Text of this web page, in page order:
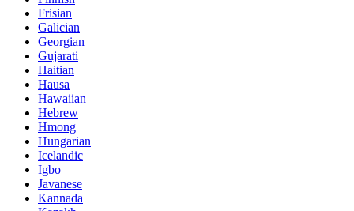
Frisian
Galician
Georgian
Gujarati
Haitian
Hausa
Hawaiian
Hebrew
Hmong
Hungarian
Icelandic
Igbo
Javanese
Kannada